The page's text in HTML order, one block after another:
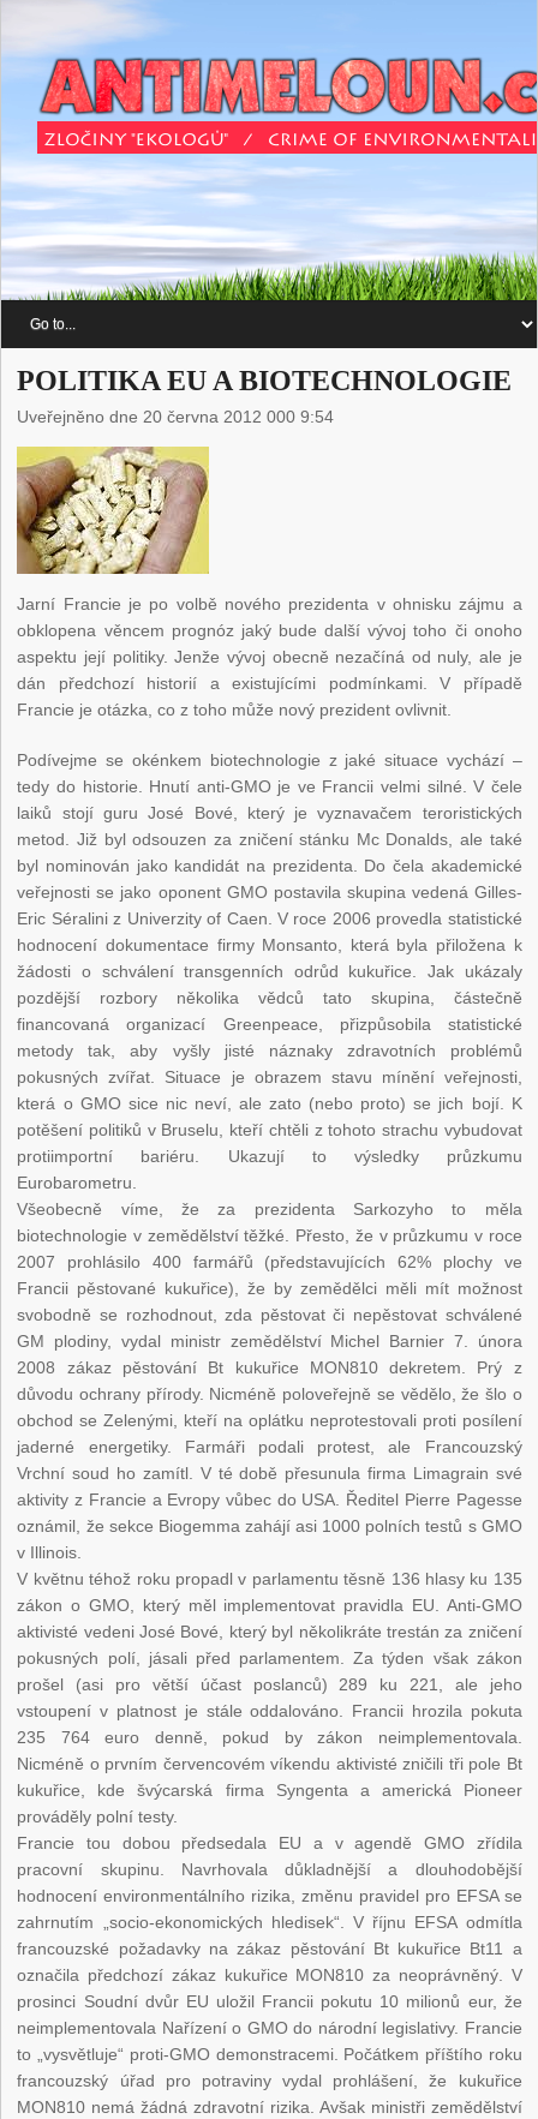
POLITIKA EU A BIOTECHNOLOGIE
Uveřejněno dne 20 června 2012 000 9:54
Jarní Francie je po volbě nového prezidenta v ohnisku zájmu a
obklopena věncem prognóz jaký bude další vývoj toho či onoho
aspektu její politiky. Jenže vývoj obecně nezačíná od nuly, ale je
dán předchozí historií a existujícími podmínkami. V případě
Francie je otázka, co z toho může nový prezident ovlivnit.
Podívejme se okénkem biotechnologie z jaké situace vychází –
tedy do historie. Hnutí anti-GMO je ve Francii velmi silné. V čele
laiků stojí guru José Bové, který je vyznavačem teroristických
metod. Již byl odsouzen za zničení stánku Mc Donalds, ale také
byl nominován jako kandidát na prezidenta. Do čela akademické
veřejnosti se jako oponent GMO postavila skupina vedená Gilles-
Eric Séralini z Univerzity of Caen. V roce 2006 provedla statistické
hodnocení dokumentace firmy Monsanto, která byla přiložena k
žádosti o schválení transgenních odrůd kukuřice. Jak ukázaly
pozdější rozbory několika vědců tato skupina, částečně
financovaná organizací Greenpeace, přizpůsobila statistické
metody tak, aby vyšly jisté náznaky zdravotních problémů
pokusných zvířat. Situace je obrazem stavu mínění veřejnosti,
která o GMO sice nic neví, ale zato (nebo proto) se jich bojí. K
potěšení politiků v Bruselu, kteří chtěli z tohoto strachu vybudovat
protiimportní bariéru. Ukazují to výsledky průzkumu
Eurobarometru.
Všeobecně víme, že za prezidenta Sarkozyho to měla
biotechnologie v zemědělství těžké. Přesto, že v průzkumu v roce
2007 prohlásilo 400 farmářů (představujících 62% plochy ve
Francii pěstované kukuřice), že by zemědělci měli mít možnost
svobodně se rozhodnout, zda pěstovat či nepěstovat schválené
GM plodiny, vydal ministr zemědělství Michel Barnier 7. února
2008 zákaz pěstování Bt kukuřice MON810 dekretem. Prý z
důvodu ochrany přírody. Nicméně poloveřejně se vědělo, že šlo o
obchod se Zelenými, kteří na oplátku neprotestovali proti posílení
jaderné energetiky. Farmáři podali protest, ale Francouzský
Vrchní soud ho zamítl. V té době přesunula firma Limagrain své
aktivity z Francie a Evropy vůbec do USA. Ředitel Pierre Pagesse
oznámil, že sekce Biogemma zahájí asi 1000 polních testů s GMO
v Illinois.
V květnu téhož roku propadl v parlamentu těsně 136 hlasy ku 135
zákon o GMO, který měl implementovat pravidla EU. Anti-GMO
aktivisté vedeni José Bové, který byl několikráte trestán za zničení
pokusných polí, jásali před parlamentem. Za týden však zákon
prošel (asi pro větší účast poslanců) 289 ku 221, ale jeho
vstoupení v platnost je stále oddalováno. Francii hrozila pokuta
235 764 euro denně, pokud by zákon neimplementovala.
Nicméně o prvním červencovém víkendu aktivisté zničili tři pole Bt
kukuřice, kde švýcarská firma Syngenta a americká Pioneer
prováděly polní testy.
Francie tou dobou předsedala EU a v agendě GMO zřídila
pracovní skupinu. Navrhovala důkladnější a dlouhodobější
hodnocení environmentálního rizika, změnu pravidel pro EFSA se
zahrnutím „socio-ekonomických hledisek“. V říjnu EFSA odmítla
francouzské požadavky na zákaz pěstování Bt kukuřice Bt11 a
označila předchozí zákaz kukuřice MON810 za neoprávněný. V
prosinci Soudní dvůr EU uložil Francii pokutu 10 milionů eur, že
neimplementovala Nařízení o GMO do národní legislativy. Francie
to „vysvětluje“ proti-GMO demonstracemi. Počátkem příštího roku
francouzský úřad pro potraviny vydal prohlášení, že kukuřice
MON810 nemá žádná zdravotní rizika. Avšak ministři zemědělství